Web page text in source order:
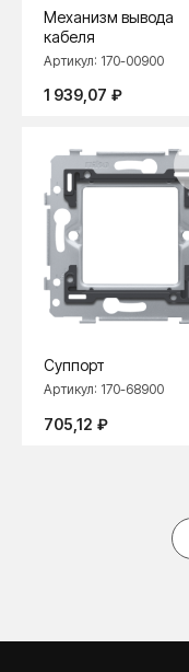
Механизм вывода
кабеля
Артикул: 170-00900
1 939,07 ₽
Суппорт
Артикул: 170-68900
705,12 ₽